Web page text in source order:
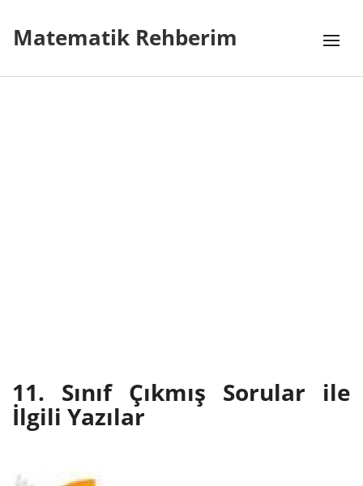
Matematik Rehberim
11. Sınıf Çıkmış Sorular ile
İlgili Yazılar